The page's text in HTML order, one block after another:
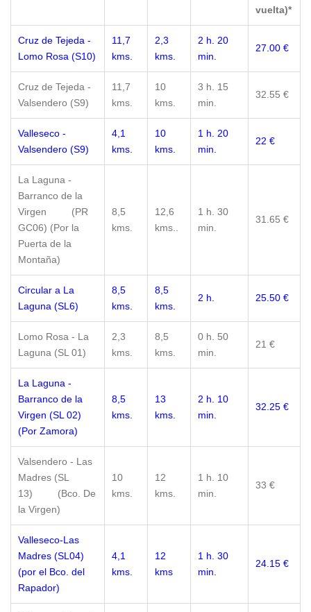
vuelta)*
Cruz de Tejeda -
Lomo Rosa (S10)
11,7
kms.
2,3
kms.
2 h. 20
min.
27.00 €
Cruz de Tejeda -
Valsendero (S9)
11,7
kms.
10
kms.
3 h. 15
min.
32.55 €
Valleseco -
Valsendero (S9)
4,1
kms.
10
kms.
1 h. 20
min.
22 €
La Laguna -
Barranco de la
Virgen (PR
GC06) (Por la
Puerta de la
Montaña)
8,5
kms.
12,6
kms..
1 h. 30
min.
31.65 €
Circular a La
Laguna (SL6)
8,5
kms.
8,5
kms.
2 h. 25.50 €
Lomo Rosa - La
Laguna (SL 01)
2,3
kms.
8,5
kms.
0 h. 50
min.
21 €
La Laguna -
Barranco de la
Virgen (SL 02)
(Por Zamora)
8,5
kms.
13
kms.
2 h. 10
min.
32.25 €
Valsendero - Las
Madres (SL
13) (Bco. De
la Virgen)
10
kms.
12
kms.
1 h. 10
min.
33 €
Valleseco-Las
Madres (SL04)
(por el Bco. del
Rapador)
4,1
kms.
12
kms
1 h. 30
min.
24.15 €